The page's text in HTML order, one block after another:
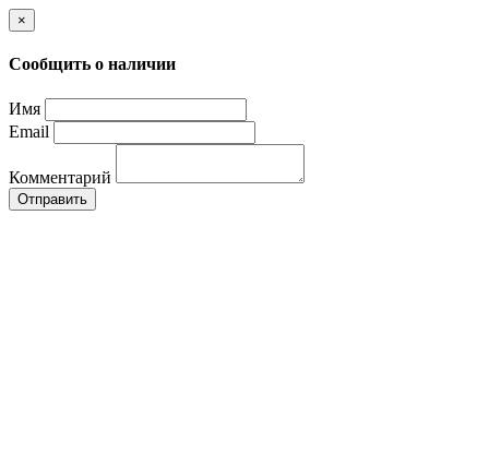
×
Сообщить о наличии
Имя
Email
Комментарий
Отправить